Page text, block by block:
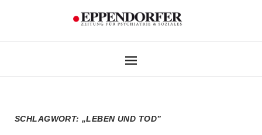
SCHLAGWORT:„LEBEN UND TOD”